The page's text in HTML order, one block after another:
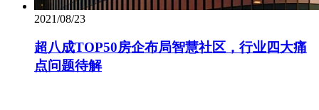
2021/08/23
超八成TOP50房企布局智慧社区，行业四大痛
点问题待解